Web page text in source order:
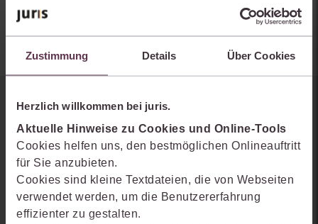
Zustimmung Details Über Cookies
Herzlich willkommen bei juris.
Aktuelle Hinweise zu Cookies und Online-Tools
Cookies helfen uns, den bestmöglichen Onlineauftritt
für Sie anzubieten.
Cookies sind kleine Textdateien, die von Webseiten
verwendet werden, um die Benutzererfahrung
effizienter zu gestalten.
Sie kennen juris noch nicht?
Erhalten Sie einen Einblick, wie juris das Rechts- und
Praxiswissensmanagement der Zukunft gestaltet, welche
Möglichkeiten Ihnen das juris Portal bietet und wie mit juris Ihre
Arbeitsprozesse einfacher und effizienter werden.